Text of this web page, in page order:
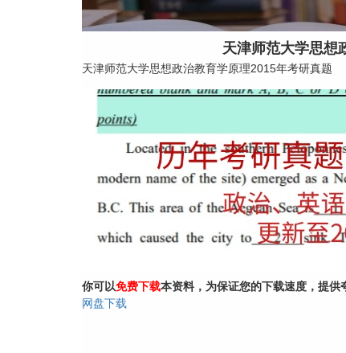
天津师范大学思想
天津师范大学思想政治教育学原理2015年考研真题
你可以免费下载本资料，为保证您的下载速度，提供
网盘下载